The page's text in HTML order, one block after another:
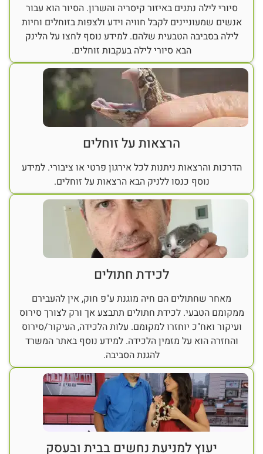
סיורי לילה נתנים באיזור קיסריה והשרון. הסיור הוא עבור
אנשים שמעוניינים לקבל חוויה וידע ולצפות בזוחלים וחיות
לילה בסביבה הטבעית שלהם. למידע נוסף לחצו על הלינק
הבא סיורי לילה בעקבות זוחלים.
הרצאות על זוחלים
הדרכות והרצאות ניתנות לכל אירגון פרטי או ציבורי. למידע
נוסף כנסו ללניק הבא הרצאות על זוחלים.
לכידת חתולים
מאחר שחתולים הם חיה מוגנת ע"פ חוק, אין להעבירם
ממקומם הטבעי. לכידת חתולים תתבצע אך ורק לצורך סירוס
ועיקור ואח"כ יוחזרו למקומם. עלות הלכידה, העיקור/סירוס
והחזרה הוא על מזמין הלכידה. למידע נוסף באתר המשרד
להגנת הסביבה.
יעוץ למניעת נחשים בבית ובעסק